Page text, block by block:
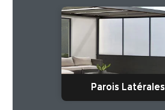
Parois Latérales